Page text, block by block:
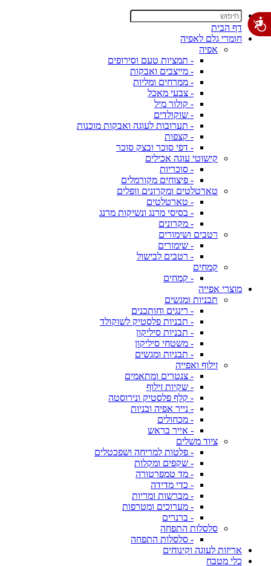
דף הבית
חומרי גלם לאפיה
אפיה
- תמציות טעם וסירופים
- מייצבים ואבקות
- ממרחים ומליות
- צבעי מאכל
- קולור מיל
- שוקולדים
- תערובות לעוגה ואבקות מוכנות
- קצפות
- דפי סוכר ובצק סוכר
קישוטי עוגה אכילים
- סוכריות
- פיצוחים מקורמלים
טארטלטים ומקרונים וופלים
- טארטלטים
- בסיסי מרנג ונשיקות מרנג
- מקרונים
רטבים ושימורים
- שימורים
- רטבים לבישול
קמחים
- קמחים
מוצרי אפייה
תבניות ומגשים
- רינגים וחותכנים
- תבניות פלסטיק לשוקולד
- תבניות סיליקון
- משטחי סיליקון
- תבניות ומגשים
זילוף ואפייה
- צנטרים ומתאמים
- שקיות זילוף
- קלף פלסטיק ונירוסטה
- נייר אפיה ובניות
- מכחולים
- אייר בראש
ציוד משלים
- פלטות למריחה ושפכטלים
- שקפים ומקלות
- מד טמפרטורה
- כדי מדידה
- מברשות ומריות
- מערוכים ומטרפות
- ברנרים
סלסלות התפחה
- סלסלות התפחה
אריזות לעוגה וקינוחים
כלי מטבח